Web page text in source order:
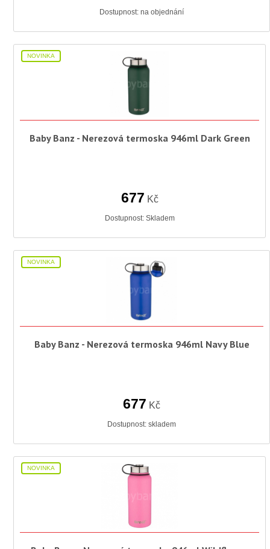
Dostupnost: na objednání
NOVINKA
Baby Banz - Nerezová termoska 946ml Dark Green
677 Kč
Dostupnost: Skladem
NOVINKA
Baby Banz - Nerezová termoska 946ml Navy Blue
677 Kč
Dostupnost: skladem
NOVINKA